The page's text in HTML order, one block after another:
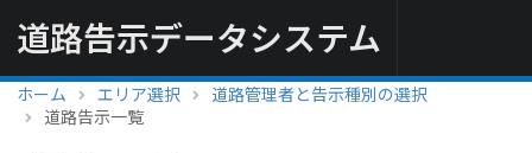
道路告示データシステム
ホーム エリア選択
道路管理者と告示種別の選択
道路告示一覧